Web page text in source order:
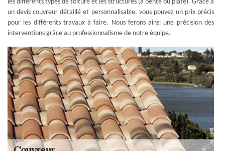
les différents types de toiture et les structures (à pente ou plate). Grâce à
un devis couvreur détaillé et personnalisable, vous pouvez un prix précis
pour les différents travaux à faire. Nous ferons ainsi une précision des
interventions grâce au professionnalisme de notre équipe.